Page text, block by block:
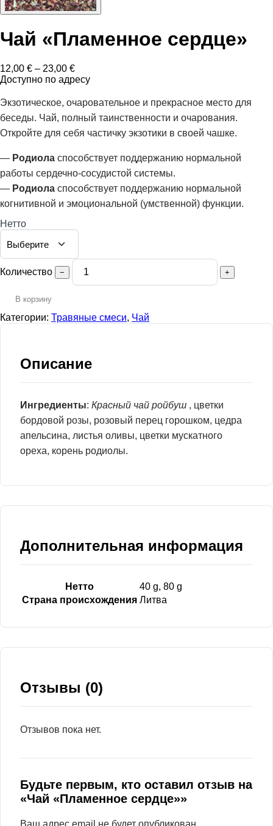
Чай «Пламенное сердце»
12,00 € – 23,00 €Диапазон
цен:
–
23,00 €
Доступно по адресу
Экзотическое, очаровательное и прекрасное место для
беседы. Чай, полный таинственности и очарования.
Откройте для себя частичку экзотики в своей чашке.
— Родиола способствует поддержанию нормальной
работы сердечно-сосудистой системы.
— Родиола способствует поддержанию нормальной
когнитивной и эмоциональной (умственной) функции.
Нетто
Количество − +
В корзину
Категории: Травяные смеси, Чай
Описание
Ингредиенты: Красный чай ройбуш , цветки
бордовой розы, розовый перец горошком, цедра
апельсина, листья оливы, цветки мускатного
ореха, корень родиолы.
Дополнительная информация
Нетто
40 g, 80 g
Страна происхождения Литва
Отзывы (0)
Отзывов пока нет.
Будьте первым, кто оставил отзыв на
«Чай «Пламенное сердце»»
Ваш адрес email не будет опубликован.